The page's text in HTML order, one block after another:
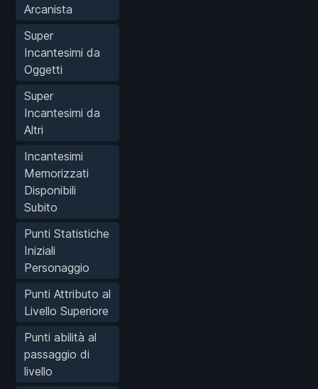
Arcanista
Super
Incantesimi da
Oggetti
Super
Incantesimi da
Altri
Incantesimi
Memorizzati
Disponibili
Subito
Punti Statistiche
Iniziali
Personaggio
Punti Attributo al
Livello Superiore
Punti abilità al
passaggio di
livello